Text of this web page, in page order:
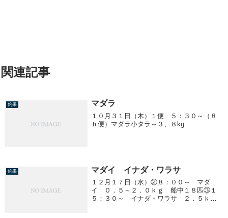
関連記事
釣果 マダラ
１０月３１日（木）１便 ５：３０～（８
ｈ便）マダラ小タラ～３、８kg
釣果 マダイ イナダ・ワラサ
１２月１７日（水）②８：００～ マダ
イ ０．５～２．０ｋｇ 船中１８匹③１
５：３０～ イナダ・ワラサ ２．５ｋｇ